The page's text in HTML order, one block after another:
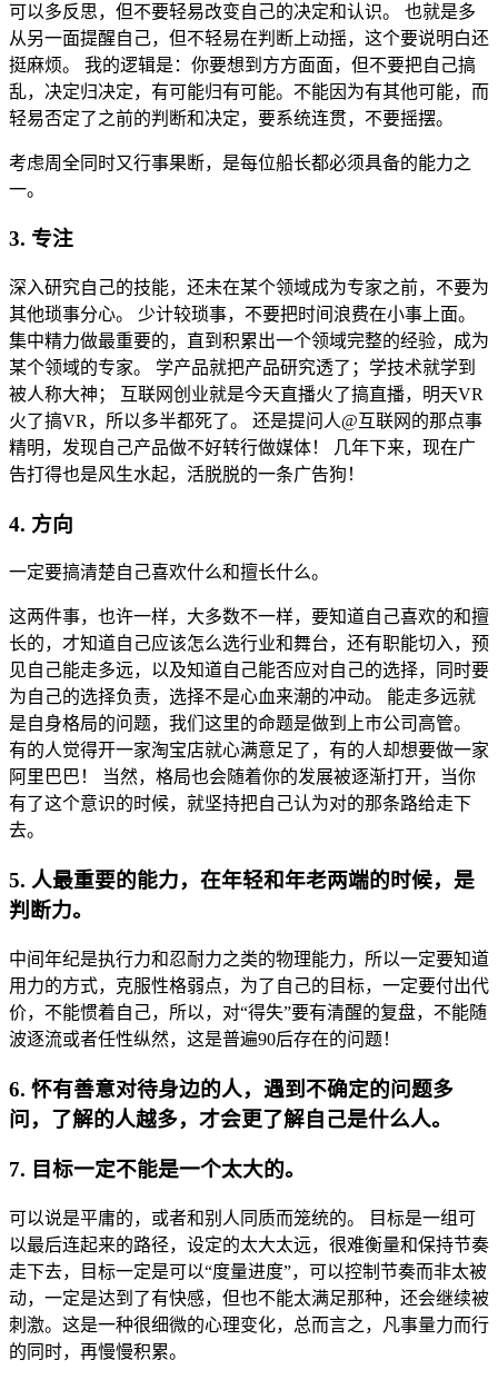
可以多反思，但不要轻易改变自己的决定和认识。 也就是多
从另一面提醒自己，但不轻易在判断上动摇，这个要说明白还
挺麻烦。 我的逻辑是：你要想到方方面面，但不要把自己搞
乱，决定归决定，有可能归有可能。不能因为有其他可能，而
轻易否定了之前的判断和决定，要系统连贯，不要摇摆。
考虑周全同时又行事果断，是每位船长都必须具备的能力之
一。
3. 专注
深入研究自己的技能，还未在某个领域成为专家之前，不要为
其他琐事分心。 少计较琐事，不要把时间浪费在小事上面。
集中精力做最重要的，直到积累出一个领域完整的经验，成为
某个领域的专家。 学产品就把产品研究透了；学技术就学到
被人称大神； 互联网创业就是今天直播火了搞直播，明天VR
火了搞VR，所以多半都死了。 还是提问人@互联网的那点事
精明，发现自己产品做不好转行做媒体！ 几年下来，现在广
告打得也是风生水起，活脱脱的一条广告狗！
4. 方向
一定要搞清楚自己喜欢什么和擅长什么。
这两件事，也许一样，大多数不一样，要知道自己喜欢的和擅
长的，才知道自己应该怎么选行业和舞台，还有职能切入，预
见自己能走多远，以及知道自己能否应对自己的选择，同时要
为自己的选择负责，选择不是心血来潮的冲动。 能走多远就
是自身格局的问题，我们这里的命题是做到上市公司高管。
有的人觉得开一家淘宝店就心满意足了，有的人却想要做一家
阿里巴巴！ 当然，格局也会随着你的发展被逐渐打开，当你
有了这个意识的时候，就坚持把自己认为对的那条路给走下
去。
5. 人最重要的能力，在年轻和年老两端的时候，是
判断力。
中间年纪是执行力和忍耐力之类的物理能力，所以一定要知道
用力的方式，克服性格弱点，为了自己的目标，一定要付出代
价，不能惯着自己，所以，对“得失”要有清醒的复盘，不能随
波逐流或者任性纵然，这是普遍90后存在的问题！
6. 怀有善意对待身边的人，遇到不确定的问题多
问，了解的人越多，才会更了解自己是什么人。
7. 目标一定不能是一个太大的。
可以说是平庸的，或者和别人同质而笼统的。 目标是一组可
以最后连起来的路径，设定的太大太远，很难衡量和保持节奏
走下去，目标一定是可以“度量进度”，可以控制节奏而非太被
动，一定是达到了有快感，但也不能太满足那种，还会继续被
刺激。这是一种很细微的心理变化，总而言之，凡事量力而行
的同时，再慢慢积累。